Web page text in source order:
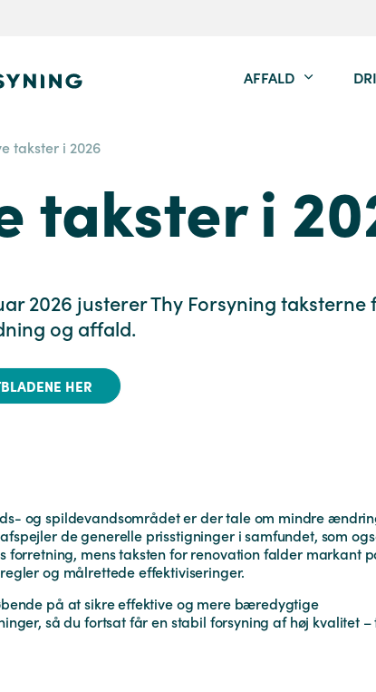
AFFALD
takster i 2026
takster i
2026 justerer Thy Forsyning
og affald.
HER
og spildevandsområdet er der tale om mindre
de generelle prisstigninger i samfundet, som
forretning, mens taksten for renovation falder markant
og målrettede effektiviseringer.
på at sikre effektive og mere bæredygtige
så du fortsat får en stabil forsyning af høj kvalitet –